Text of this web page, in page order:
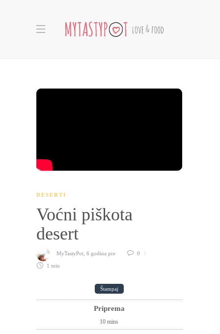
DESERTI
Voćni piškota
desert
MyTastyPot, 6 godina pre 0
1 min
Štampaj
Priprema
10 mins